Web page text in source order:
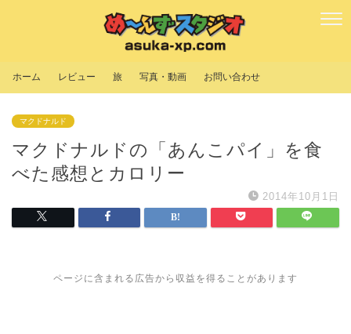
ホーム レビュー 旅 写真・動画 お問い合わせ
マクドナルド
マクドナルドの「あんこパイ」を食
べた感想とカロリー
2014年10月1日
ページに含まれる広告から収益を得ることがあります